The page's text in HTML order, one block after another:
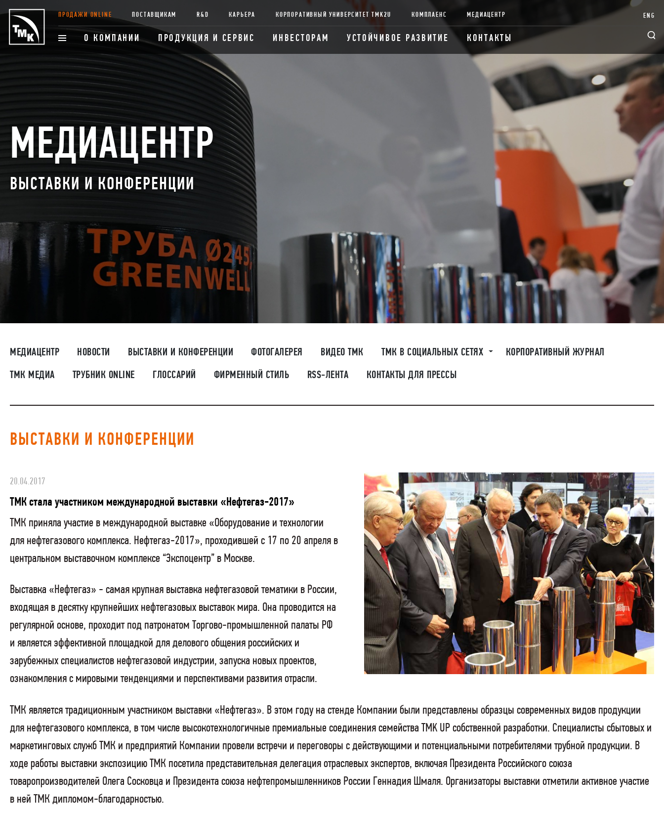
ПРОДАЖИ ONLINE ПОСТАВЩИКАМ R&D КАРЬЕРА КОРПОРАТИВНЫЙ УНИВЕРСИТЕТ TMK2U КОМПЛАЕНС МЕДИАЦЕНТР
О КОМПАНИИ ПРОДУКЦИЯ И СЕРВИС ИНВЕСТОРАМ УСТОЙЧИВОЕ РАЗВИТИЕ КОНТАКТЫ
ENG
МЕДИАЦЕНТР
ВЫСТАВКИ И КОНФЕРЕНЦИИ
МЕДИАЦЕНТР НОВОСТИ ВЫСТАВКИ И КОНФЕРЕНЦИИ ФОТОГАЛЕРЕЯ ВИДЕО ТМК ТМК В СОЦИАЛЬНЫХ СЕТЯХ КОРПОРАТИВНЫЙ ЖУРНАЛ
ТМК МЕДИА ТРУБНИК ONLINE ГЛОССАРИЙ ФИРМЕННЫЙ СТИЛЬ RSS-ЛЕНТА КОНТАКТЫ ДЛЯ ПРЕССЫ
ВЫСТАВКИ И КОНФЕРЕНЦИИ
20.04.2017
ТМК стала участником международной выставки «Нефтегаз-2017»
ТМК приняла участие в международной выставке «Оборудование и технологии
для нефтегазового комплекса. Нефтегаз-2017», проходившей с 17 по 20 апреля в
центральном выставочном комплексе “Экспоцентр” в Москве.
Выставка «Нефтегаз» - самая крупная выставка нефтегазовой тематики в России,
входящая в десятку крупнейших нефтегазовых выставок мира. Она проводится на
регулярной основе, проходит под патронатом Торгово-промышленной палаты РФ
и является эффективной площадкой для делового общения российских и
зарубежных специалистов нефтегазовой индустрии, запуска новых проектов,
ознакомления с мировыми тенденциями и перспективами развития отрасли.
ТМК является традиционным участником выставки «Нефтегаз». В этом году на стенде Компании были представлены образцы современных видов продукции
для нефтегазового комплекса, в том числе высокотехнологичные премиальные соединения семейства TMK UP собственной разработки. Специалисты сбытовых и
маркетинговых служб ТМК и предприятий Компании провели встречи и переговоры с действующими и потенциальными потребителями трубной продукции. В
ходе работы выставки экспозицию ТМК посетила представительная делегация отраслевых экспертов, включая Президента Российского союза
товаропроизводителей Олега Сосковца и Президента союза нефтепромышленников России Геннадия Шмаля. Организаторы выставки отметили активное участие
в ней ТМК дипломом-благодарностью.